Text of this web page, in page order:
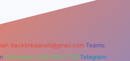
backlinkpaneli@gmail.com Teams:
Whatsapp: 0262 606 0 726 Telegram: